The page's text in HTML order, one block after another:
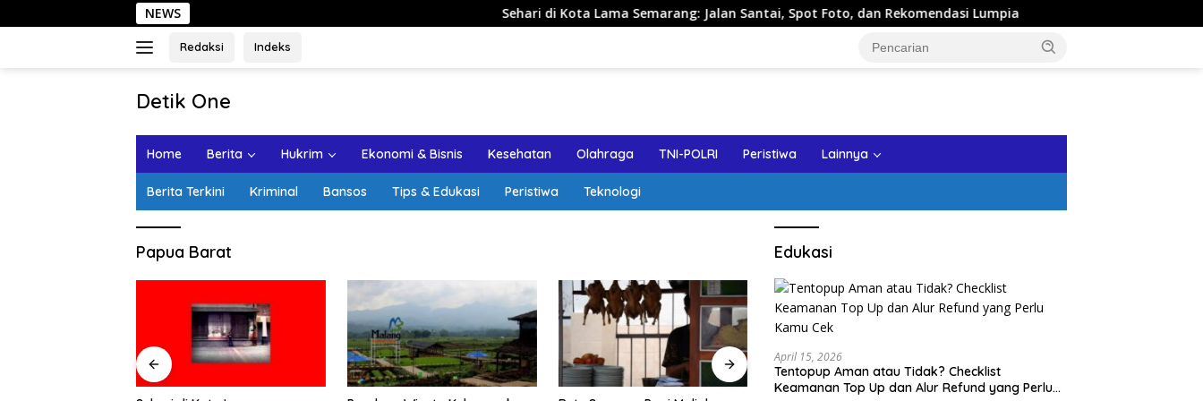
ke
NEWS Sehari di Kota Lama Semarang: Jalan Santai, Spot Foto, dan Rekomendasi Lumpia Panduan Wisata Keluarga ke
Redaksi Indeks
Detik One
Ungkap
Home Berita Hukrim Ekonomi & Bisnis Kesehatan Olahraga TNI-POLRI Peristiwa Lainnya
Berita Terkini Kriminal Bansos Tips & Edukasi Peristiwa Teknologi
Papua Barat Edukasi
April 15, 2026
Tentopup Aman atau Tidak? Checklist
Keamanan Top Up dan Alur Refund yang Perlu